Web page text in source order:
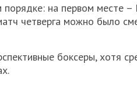
на первом месте –
четверга можно было
боксеры, хотя